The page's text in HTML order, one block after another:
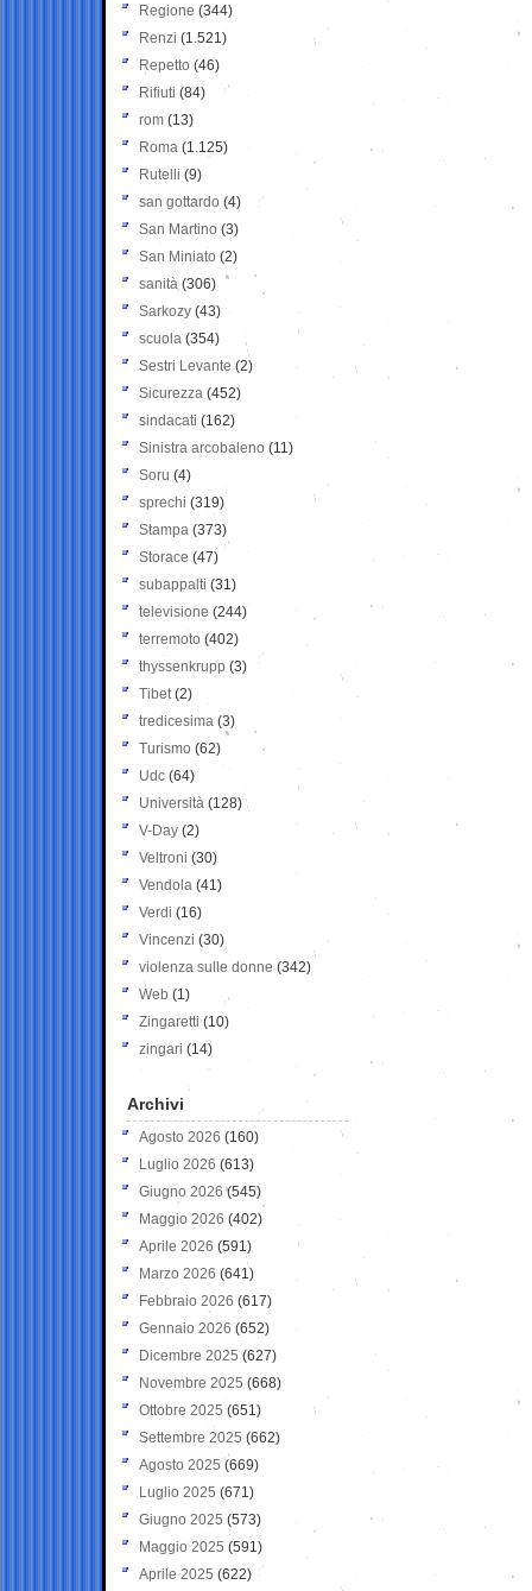
Regione (344)
Renzi (1.521)
Repetto (46)
Rifiuti (84)
rom (13)
Roma (1.125)
Rutelli (9)
san gottardo (4)
San Martino (3)
San Miniato (2)
sanità (306)
Sarkozy (43)
scuola (354)
Sestri Levante (2)
Sicurezza (452)
sindacati (162)
Sinistra arcobaleno (11)
Soru (4)
sprechi (319)
Stampa (373)
Storace (47)
subappalti (31)
televisione(244)
terremoto (402)
thyssenkrupp (3)
Tibet(2)
tredicesima (3)
Turismo (62)
Udc (64)
Università (128)
V-Day (2)
Veltroni (30)
Vendola (41)
Verdi (16)
Vincenzi (30)
violenza sulle donne (342)
Web (1)
Zingaretti (10)
zingari (14)
Archivi
Agosto 2026 (160)
Luglio 2026 (613)
Giugno 2026 (545)
Maggio 2026 (402)
Aprile 2026 (591)
Marzo 2026 (641)
Febbraio 2026 (617)
Gennaio 2026 (652)
Dicembre 2025 (627)
Novembre 2025 (668)
Ottobre 2025 (651)
Settembre 2025 (662)
Agosto 2025 (669)
Luglio 2025 (671)
Giugno 2025 (573)
Maggio 2025 (591)
Aprile 2025 (622)